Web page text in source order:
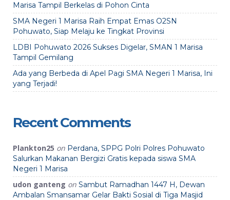
Marisa Tampil Berkelas di Pohon Cinta
SMA Negeri 1 Marisa Raih Empat Emas O2SN
Pohuwato, Siap Melaju ke Tingkat Provinsi
LDBI Pohuwato 2026 Sukses Digelar, SMAN 1 Marisa
Tampil Gemilang
Ada yang Berbeda di Apel Pagi SMA Negeri 1 Marisa, Ini
yang Terjadi!
Recent Comments
Plankton25 on Perdana, SPPG Polri Polres Pohuwato
Salurkan Makanan Bergizi Gratis kepada siswa SMA
Negeri 1 Marisa
udon ganteng on Sambut Ramadhan 1447 H, Dewan
Ambalan Smansamar Gelar Bakti Sosial di Tiga Masjid